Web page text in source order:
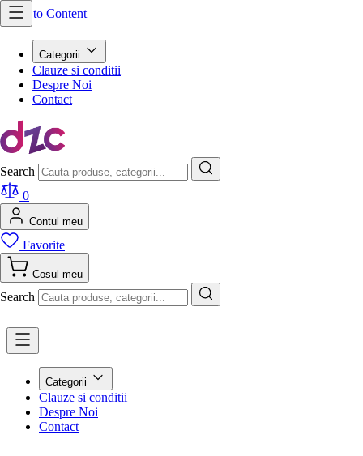
Skip to Content
Categorii
Clauze si conditii
Despre Noi
Contact
Search
0
Contul meu
Favorite
Cosul meu
Search
Categorii
Clauze si conditii
Despre Noi
Contact